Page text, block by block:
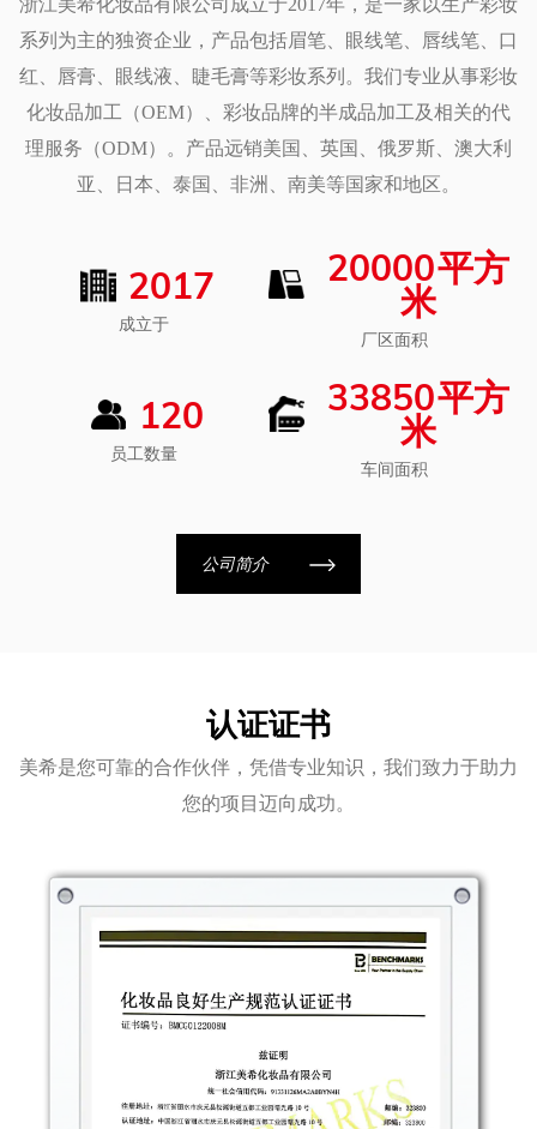
保持轮廓分明。持久配方确保您无需不断重新涂抹，无需修
饰即可保持妆容清新、充满活力。
浙江美希化妆品有限公司成立于2017年，是一家以生产彩妆
系列为主的独资企业，产品包括眉笔、眼线笔、唇线笔、口
红、唇膏、眼线液、睫毛膏等彩妆系列。我们专业从事彩妆
化妆品加工（OEM）、彩妆品牌的半成品加工及相关的代
理服务（ODM）。产品远销美国、英国、俄罗斯、澳大利
亚、日本、泰国、非洲、南美等国家和地区。
2017
成立于
20000平方
米
厂区面积
120
员工数量
33850平方
米
车间面积
公司简介
认证证书
美希是您可靠的合作伙伴，凭借专业知识，我们致力于助力
您的项目迈向成功。